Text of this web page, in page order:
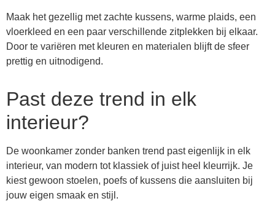
Maak het gezellig met zachte kussens, warme plaids, een
vloerkleed en een paar verschillende zitplekken bij elkaar.
Door te variëren met kleuren en materialen blijft de sfeer
prettig en uitnodigend.
Past deze trend in elk
interieur?
De woonkamer zonder banken trend past eigenlijk in elk
interieur, van modern tot klassiek of juist heel kleurrijk. Je
kiest gewoon stoelen, poefs of kussens die aansluiten bij
jouw eigen smaak en stijl.